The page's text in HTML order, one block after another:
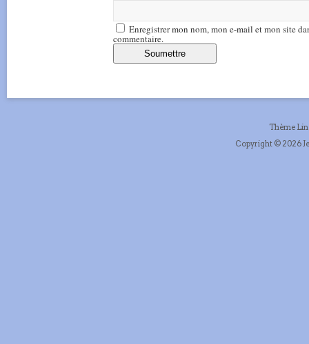
Enregistrer mon nom, mon e-mail et mon site
commentaire.
Thème
Copyright © 2026